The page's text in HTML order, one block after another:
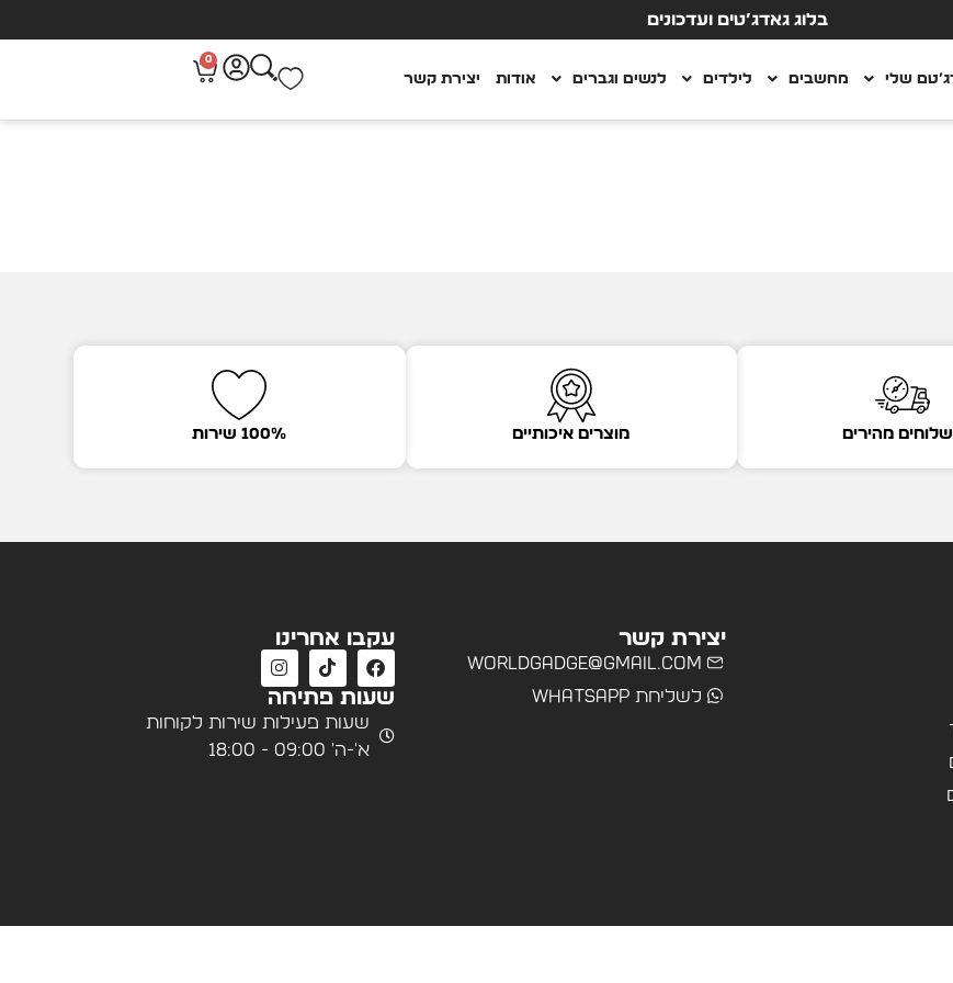
בלוג גאדג’טים ועדכונים
שלי מחשבים לילדים לנשים וגברים אודות יצירת קשר
0
מהירים מוצרים איכותיים 100% שירות
יצירת קשר
worldgadge@gmail.com
לשליחת WhatsApp
עקבו אחרינו
שעות פתיחה
שעות פעילות שירות לקוחות
א'-ה' 09:00 - 18:00